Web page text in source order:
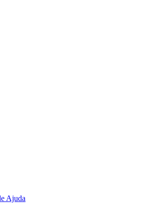
Ajuda